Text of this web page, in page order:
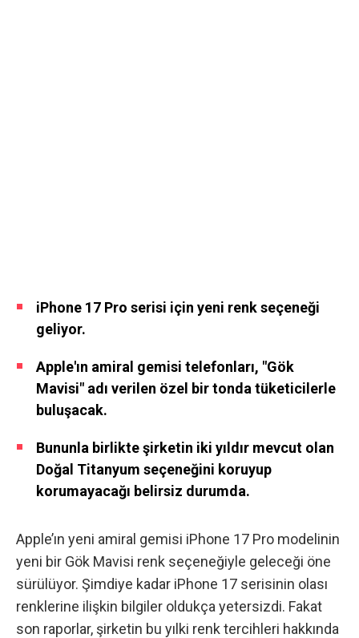
iPhone 17 Pro serisi için yeni renk seçeneği
geliyor.
Apple'ın amiral gemisi telefonları, "Gök
Mavisi" adı verilen özel bir tonda tüketicilerle
buluşacak.
Bununla birlikte şirketin iki yıldır mevcut olan
Doğal Titanyum seçeneğini koruyup
korumayacağı belirsiz durumda.
Apple’ın yeni amiral gemisi iPhone 17 Pro modelinin
yeni bir Gök Mavisi renk seçeneğiyle geleceği öne
sürülüyor. Şimdiye kadar iPhone 17 serisinin olası
renklerine ilişkin bilgiler oldukça yetersizdi. Fakat
son raporlar, şirketin bu yılki renk tercihleri ​​hakkında